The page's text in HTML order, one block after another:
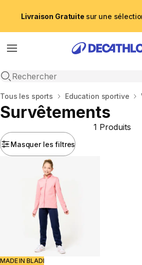
Livraison Gratuite sur une
Menu
Recherche ouverte
Accueil
Tous les sports Education sportive
Survêtements
Masquer les filtres
1 Produits
MADE IN BLADI